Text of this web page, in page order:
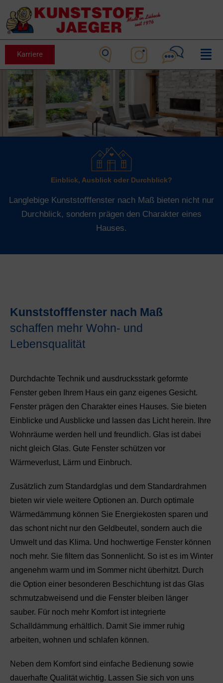
Karriere
Einblick, Ausblick oder Durchblick?
Langlebige Kunststofffenster nach Maß bieten nicht nur
Durchblick, sondern prägen den Charakter eines
Hauses.
Kunststofffenster nach Maß
schaffen mehr Wohn- und
Lebensqualität
Durchdachte Technik und ausdrucksstark geformte
Fenster geben Ihrem Haus ein ganz eigenes Gesicht.
Fenster prägen den Charakter eines Hauses. Sie bieten
Einblicke und Ausblicke und lassen das Licht herein. Ihre
Wohnräume werden hell und freundlich. Glas ist dabei
nicht gleich Glas. Gute Fenster schützen vor
Wärmeverlust, Lärm und Einbruch.
Zusätzlich zum Standardglas und dem Standardrahmen
bieten wir viele weitere Optionen an. Durch optimale
Wärmedämmung können Sie Energiekosten sparen und
das schont nicht nur den Geldbeutel, sondern auch die
Umwelt und das Klima. Und hochwertige Fenster können
noch mehr. Sie filtern das Sonnenlicht. So ist es im Winter
angenehm warm und im Sommer nicht überhitzt. Durch
die Option einer besonderen Beschichtung ist das Glas
schmutzabweisend und die Fenster bleiben länger
sauber. Für noch mehr Komfort ist integrierte
Schalldämmung erhältlich. Damit Sie immer ruhig
arbeiten, wohnen und schlafen können.
Neben dem Komfort sind einfache Bedienung sowie
dauerhafte Qualität wichtig. Lassen Sie sich von uns